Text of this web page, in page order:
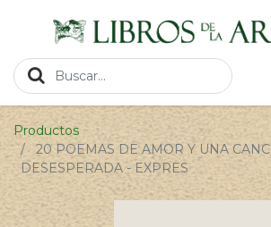
Productos
20 POEMAS DE AMOR Y UNA
DESESPERADA - EXPRES